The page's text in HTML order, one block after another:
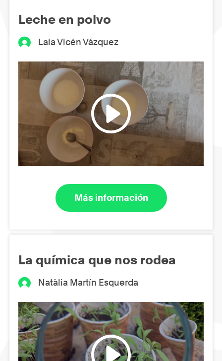
Leche en polvo
Laia Vicén Vázquez
Más información
La química que nos rodea
Natàlia Martín Esquerda